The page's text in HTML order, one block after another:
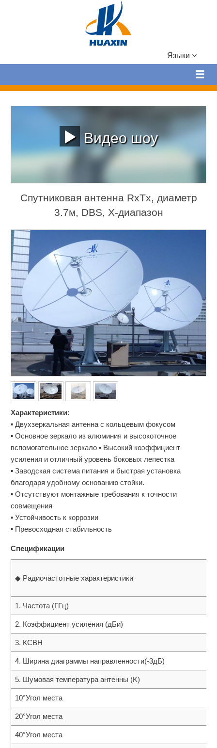
Языки
Видео шоу
Спутниковая антенна RxTx, диаметр
3.7м, DBS, X-диапазон
Характеристики:
▪ Двухзеркальная антенна с кольцевым фокусом
▪ Основное зеркало из алюминия и высокоточное
вспомогательное зеркало ▪ Высокий коэффициент
усиления и отличный уровень боковых лепестка
▪ Заводская система питания и быстрая установка
благодаря удобному основанию стойки.
▪ Отсутствуют монтажные требования к точности
совмещения
▪ Устойчивость к коррозии
▪ Превосходная стабильность
Спецификации
◆ Радиочастотные характеристики
1. Частота (ГГц)
2. Коэффициент усиления (дБи)
3. КСВН
4. Ширина диаграммы направленности(-3дБ)
5. Шумовая температура антенны (K)
10°Угол места
20°Угол места
40°Угол места